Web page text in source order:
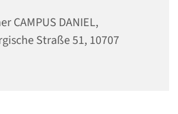
CAMPUS DANIEL,
Straße 51, 10707